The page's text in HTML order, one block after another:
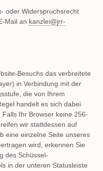
oder Widerspruchsrecht
Mail an kanzlei@jrr-
Besuchs das verbreitete
in Verbindung mit der
die von Ihrem
handelt es sich dabei
Ihr Browser keine 256-
wir stattdessen auf
eine einzelne Seite unseres
wird, erkennen Sie
des Schüssel-
in der unteren Statusleiste